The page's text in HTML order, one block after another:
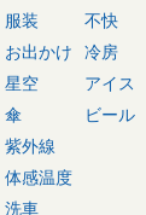
服装
お出かけ
星空
傘
紫外線
体感温度
洗車
不快
冷房
アイス
ビール